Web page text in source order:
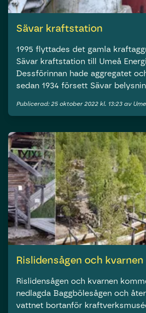
Sävar kraftstation
1995 flyttades det gamla
Sävar kraftstation till Umeå
Dessförinnan hade aggregatet
sedan 1934 försett Sävar
belysningsföretag och 1993
med tillhörande generator.
Publicerad: 25 oktober 2022 kl. 13:23 av
Rislidensågen och kvarnen
Rislidensågen och kvarnen
nedlagda Baggbölesågen och
vattnet bortanför